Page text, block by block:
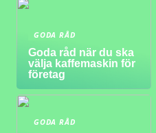
GODA RÅD
Goda råd när du ska
välja kaffemaskin för
företag
GODA RÅD